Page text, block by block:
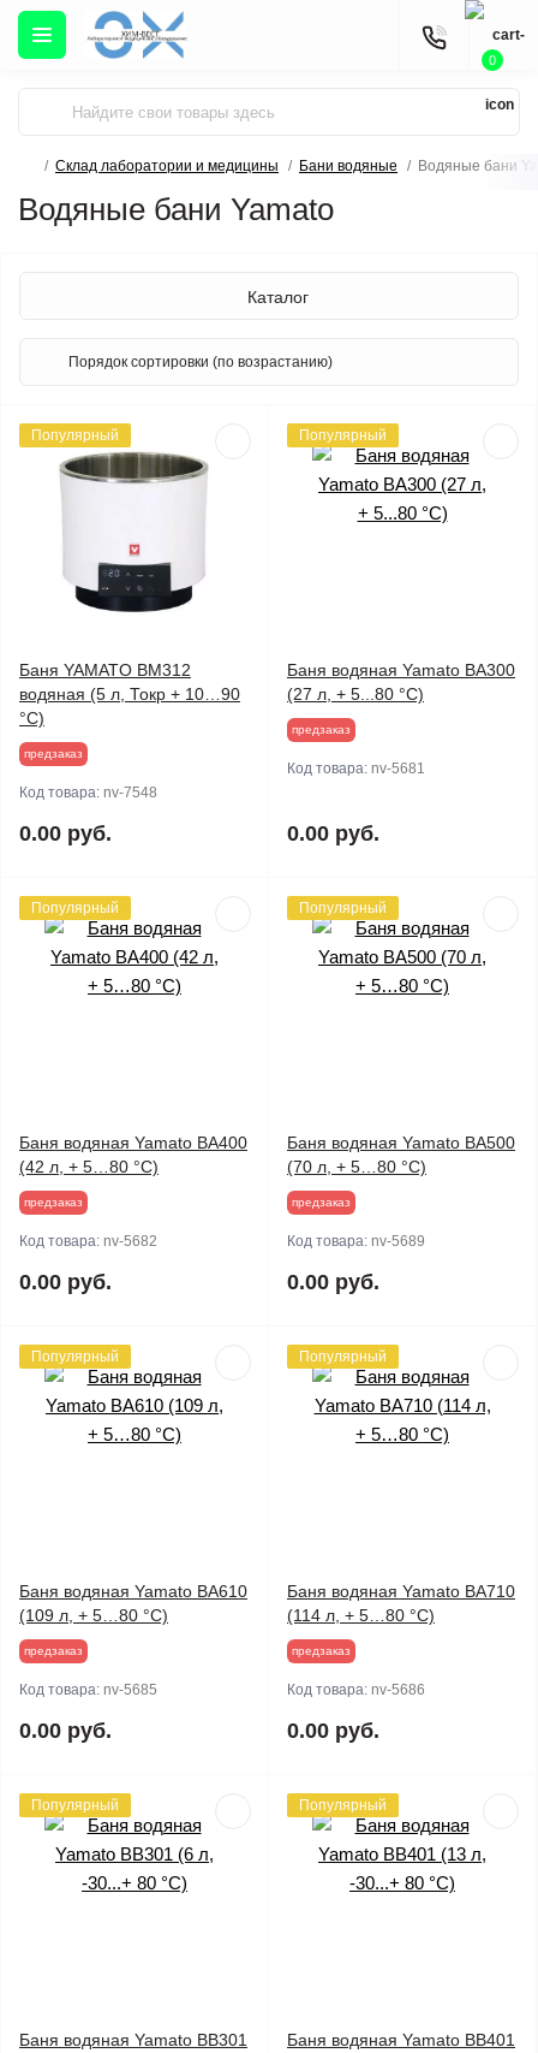
0
Склад лаборатории и медицины Бани водяные Водяные бани
Водяные бани Yamato
Каталог
Популярный
Баня YAMATO BM312
водяная (5 л, Токр + 10…90
°C)
предзаказ
Код товара: nv-7548
0.00 руб.
Популярный
Баня водяная Yamato BA300
(27 л, + 5...80 °C)
предзаказ
Код товара: nv-5681
0.00 руб.
Популярный
Баня водяная Yamato BA400
(42 л, + 5…80 °С)
предзаказ
Код товара: nv-5682
0.00 руб.
Популярный
Баня водяная Yamato BA500
(70 л, + 5…80 °С)
предзаказ
Код товара: nv-5689
0.00 руб.
Популярный
Баня водяная Yamato BA610
(109 л, + 5…80 °С)
предзаказ
Код товара: nv-5685
0.00 руб.
Популярный
Баня водяная Yamato BA710
(114 л, + 5…80 °С)
предзаказ
Код товара: nv-5686
0.00 руб.
Популярный
Баня водяная Yamato BB301
Популярный
Баня водяная Yamato BB401